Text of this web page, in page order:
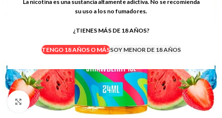
La nicotina es una sustancia altamente adictiva. No se recomienda
su uso a los no fumadores.
¿TIENES MÁS DE 18 AÑOS?
TENGO 18 AÑOS O MÁSSOY MENOR DE 18 AÑOS
Clic para ampliar